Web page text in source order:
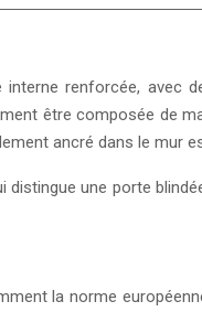
renforcée,
être composée de
ancré dans le mur
une porte
la norme